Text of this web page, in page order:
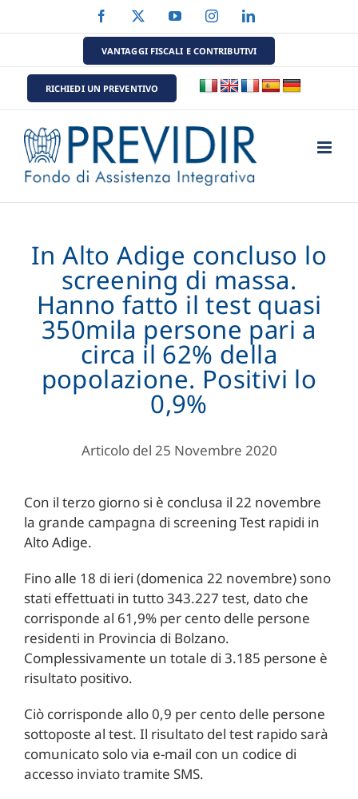
al
Facebook YouTubeInstagramLinkedIn
VANTAGGI FISCALI E CONTRIBUTIVI
RICHIEDI UN PREVENTIVO
In Alto Adige concluso lo
screening di massa.
Hanno fatto il test quasi
350mila persone pari a
circa il 62% della
popolazione. Positivi lo
0,9%
Articolo del 25 Novembre 2020
Con il terzo giorno si è conclusa il 22 novembre
la grande campagna di screening Test rapidi in
Alto Adige.
Fino alle 18 di ieri (domenica 22 novembre) sono
stati effettuati in tutto 343.227 test, dato che
corrisponde al 61,9% per cento delle persone
residenti in Provincia di Bolzano.
Complessivamente un totale di 3.185 persone è
risultato positivo.
Ciò corrisponde allo 0,9 per cento delle persone
sottoposte al test. Il risultato del test rapido sarà
comunicato solo via e-mail con un codice di
accesso inviato tramite SMS.